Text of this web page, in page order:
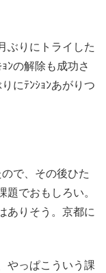
ぶりにトライした
ﾝの解除も成功さ
にﾃﾝｼｮﾝあがりつ
で、その後ひた
でおもしろい。
ありそう。京都に
やっぱこういう課